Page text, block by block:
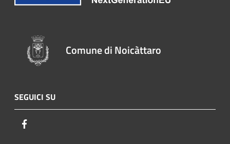
Comune di Noicàttaro
SEGUICI SU